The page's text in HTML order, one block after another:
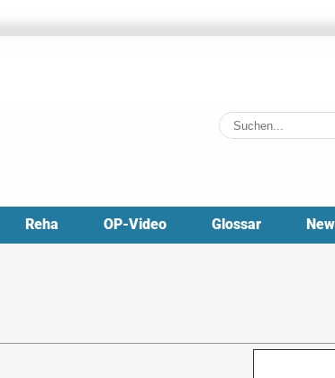
Suche
nach:
Reha OP-Video Glossar